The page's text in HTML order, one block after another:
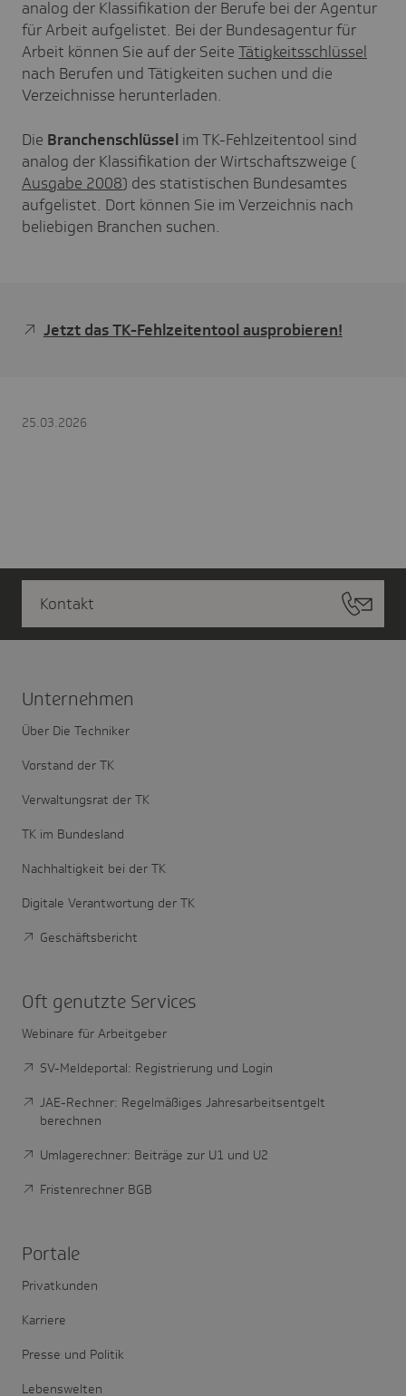
analog der Klassifikation der Berufe bei der Agentur
für Arbeit aufgelistet. Bei der Bundesagentur für
Arbeit können Sie auf der Seite Tätigkeitsschlüssel
nach Berufen und Tätigkeiten suchen und die
Verzeichnisse herunterladen.
Die Branchenschlüssel im TK-Fehlzeitentool sind
analog der Klassifikation der Wirtschaftszweige (
Ausgabe 2008) des statistischen Bundesamtes
aufgelistet. Dort können Sie im Verzeichnis nach
beliebigen Branchen suchen.
Jetzt das TK-Fehlzeitentool ausprobieren!
25.03.2026
Kontakt
Unter­nehmen
Über Die Techniker
Vorstand der TK
Verwaltungsrat der TK
TK im Bundesland
Nachhaltigkeit bei der TK
Digitale Verantwortung der TK
Geschäftsbericht
Oft genutzte Services
Webinare für Arbeitgeber
SV-Meldeportal: Registrierung und Login
JAE-Rechner: Regelmäßiges Jahresarbeitsentgelt
berechnen
Umlagerechner: Beiträge zur U1 und U2
Fristenrechner BGB
Portale
Privatkunden
Karriere
Presse und Politik
Lebenswelten